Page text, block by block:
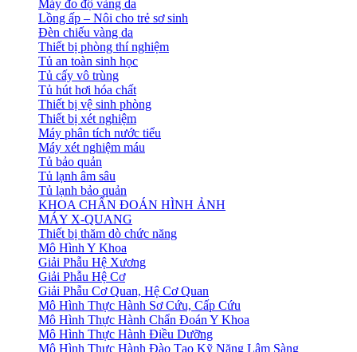
Máy đo độ vàng da
Lồng ấp – Nôi cho trẻ sơ sinh
Đèn chiếu vàng da
Thiết bị phòng thí nghiệm
Tủ an toàn sinh học
Tủ cấy vô trùng
Tủ hút hơi hóa chất
Thiết bị vệ sinh phòng
Thiết bị xét nghiệm
Máy phân tích nước tiểu
Máy xét nghiệm máu
Tủ bảo quản
Tủ lạnh âm sâu
Tủ lạnh bảo quản
KHOA CHẨN ĐOÁN HÌNH ẢNH
MÁY X-QUANG
Thiết bị thăm dò chức năng
Mô Hình Y Khoa
Giải Phẫu Hệ Xương
Giải Phẫu Hệ Cơ
Giải Phẫu Cơ Quan, Hệ Cơ Quan
Mô Hình Thực Hành Sơ Cứu, Cấp Cứu
Mô Hình Thực Hành Chẩn Đoán Y Khoa
Mô Hình Thực Hành Điều Dưỡng
Mô Hình Thực Hành Đào Tạo Kỹ Năng Lâm Sàng